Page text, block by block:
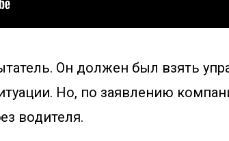
Он должен был взять
Но, по заявлению
водителя.